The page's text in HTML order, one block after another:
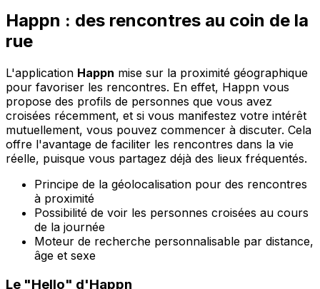
Happn : des rencontres au coin de la
rue
L'application Happn mise sur la proximité géographique
pour favoriser les rencontres. En effet, Happn vous
propose des profils de personnes que vous avez
croisées récemment, et si vous manifestez votre intérêt
mutuellement, vous pouvez commencer à discuter. Cela
offre l'avantage de faciliter les rencontres dans la vie
réelle, puisque vous partagez déjà des lieux fréquentés.
Principe de la géolocalisation pour des rencontres
à proximité
Possibilité de voir les personnes croisées au cours
de la journée
Moteur de recherche personnalisable par distance,
âge et sexe
Le "Hello" d'Happn